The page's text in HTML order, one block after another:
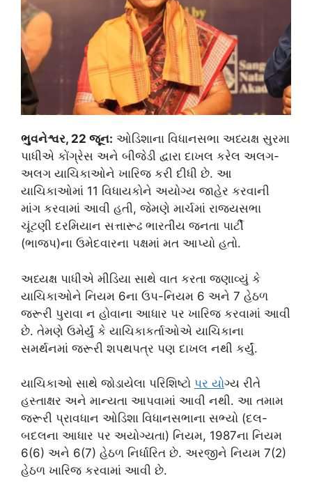
ભુવનેશ્વર, 22 જૂન: ઓડિશાના વિધાનસભા અધ્યક્ષ સુરમા
પાધીએ કોંગ્રેસ અને બીજેડી દ્વારા દાખલ કરેલ અલગ-
અલગ યાચિકાઓને ખારિજ કરી દીધી છે. આ
યાચિકાઓમાં 11 વિધાયકોને અયોગ્ય જાહેર કરવાની
માંગ કરવામાં આવી હતી, જેમણે માર્ચમાં રાજ્યસભા
ચૂંટણી દરમિયાન સત્તારૂઢ ભારતીય જનતા પાર્ટી
(ભાજપ)ના ઉમેદવારના પક્ષમાં મત આપ્યો હતો.
અધ્યક્ષ પાધીએ મીડિયા સાથે વાત કરતા જણાવ્યું કે
યાચિકાઓને નિયમ 6ના ઉપ-નિયમ 6 અને 7 હેઠળ
જરૂરી પુરાવા ન હોવાના આધાર પર ખારિજ કરવામાં આવી
છે. તેમણે ઉમેર્યું કે યાચિકાકર્તાઓએ યાચિકાના
સમર્થનમાં જરૂરી શપથપત્ર પણ દાખલ નથી કર્યું.
યાચિકાઓ સાથે જોડાયેલા પરિશિષ્ટો પર યોગ્ય રીતે
હસ્તાક્ષર અને માન્યતા આપવામાં આવી નથી. આ તમામ
જરૂરી પ્રાવધાન ઓડિશા વિધાનસભાના સભ્યો (દલ-
બદલના આધાર પર અયોગ્યતા) નિયમ, 1987ના નિયમ
6(6) અને 6(7) હેઠળ નિર્ધારિત છે. અરજીને નિયમ 7(2)
હેઠળ ખારિજ કરવામાં આવી છે.